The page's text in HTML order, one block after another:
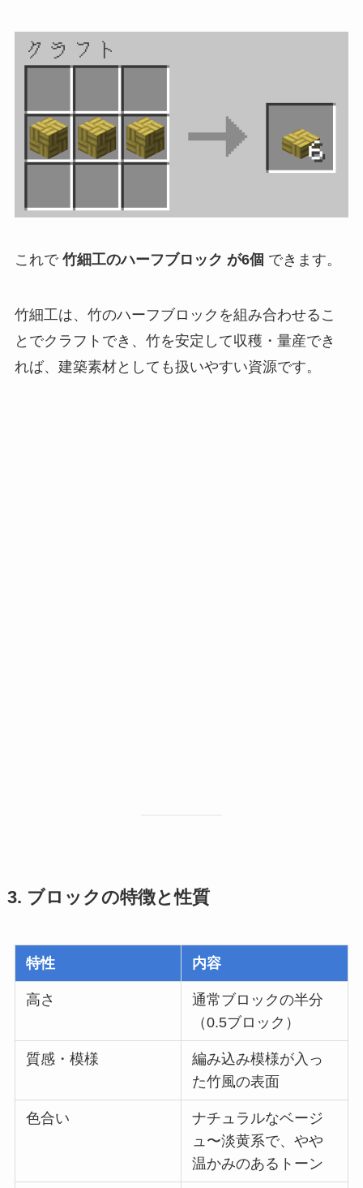
これで 竹細工のハーフブロック が6個 できます。
竹細工は、竹のハーフブロックを組み合わせるこ
とでクラフトでき、竹を安定して収穫・量産でき
れば、建築素材としても扱いやすい資源です。
3. ブロックの特徴と性質
特性 内容
高さ
通常ブロックの半分
（0.5ブロック）
質感・模様
編み込み模様が入っ
た竹風の表面
色合い
ナチュラルなベージ
ュ〜淡黄系で、やや
温かみのあるトーン